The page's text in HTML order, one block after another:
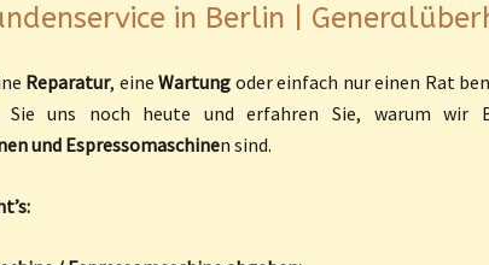
in Berlin |
Reparatur, eine Wartung oder einfach nur einen Rat
Sie uns noch heute und erfahren Sie, warum wir
und Espressomaschinen sind.